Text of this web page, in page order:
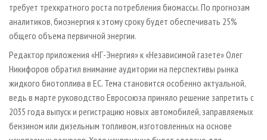
требует трехкратного роста потребления биомассы. По прогнозам
аналитиков, биоэнергия к этому сроку будет обеспечивать 25%
общего объема первичной энергии.
Редактор приложения «НГ-Энергия» к «Независимой газете» Олег
Никифоров обратил внимание аудитории на перспективы рынка
жидкого биотоплива в ЕС. Тема становится особенно актуальной,
ведь в марте руководство Евросоюза приняло решение запретить с
2035 года выпуск и регистрацию новых автомобилей, заправляемых
бензином или дизельным топливом, изготовленных на основе